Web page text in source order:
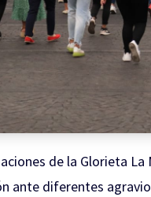
de la Glorieta
ante diferentes